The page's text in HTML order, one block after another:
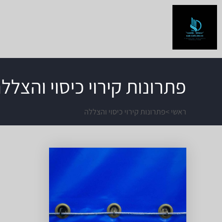
פתרונות קירוי כיסוי
ראשי >פתרונות קירוי כיסוי והצללה